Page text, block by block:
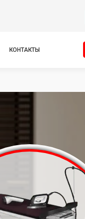
КОНТАКТЫ